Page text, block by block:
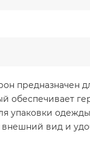
предназначен
обеспечивает
упаковки
вид и